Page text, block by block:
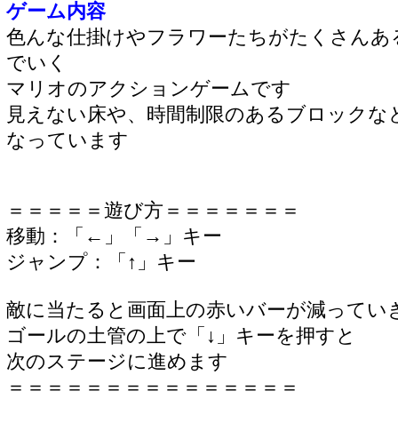
ゲーム内容
色んな仕掛けやフラワーたちがたくさん
でいく
マリオのアクションゲームです
見えない床や、時間制限のあるブロック
なっています
＝＝＝＝＝遊び方＝＝＝＝＝＝＝
移動：「←」「→」キー
ジャンプ：「↑」キー
敵に当たると画面上の赤いバーが減ってい
ゴールの土管の上で「↓」キーを押すと
次のステージに進めます
＝＝＝＝＝＝＝＝＝＝＝＝＝＝＝